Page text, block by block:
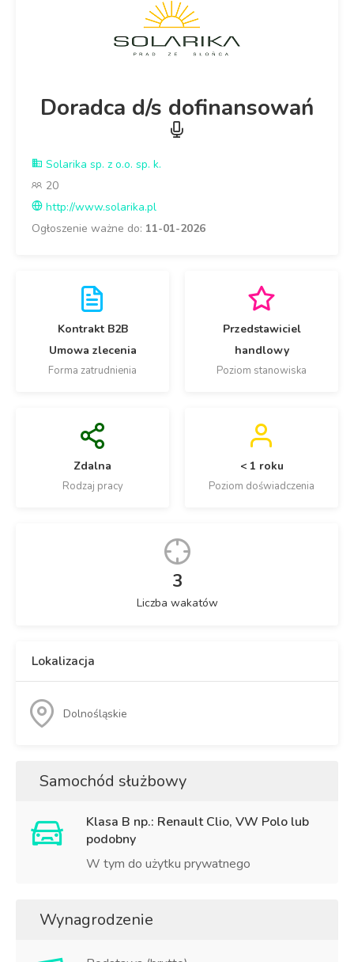
Doradca d/s dofinansowań
Solarika sp. z o.o. sp. k.
20
http://www.solarika.pl
Ogłoszenie ważne do: 11-01-2026
Kontrakt B2B
Umowa zlecenia
Forma zatrudnienia
Przedstawiciel
handlowy
Poziom stanowiska
Zdalna
Rodzaj pracy
< 1 roku
Poziom doświadczenia
3
Liczba wakatów
Lokalizacja
Dolnośląskie
Samochód służbowy
Klasa B np.: Renault Clio, VW Polo lub
podobny
W tym do użytku prywatnego
Wynagrodzenie